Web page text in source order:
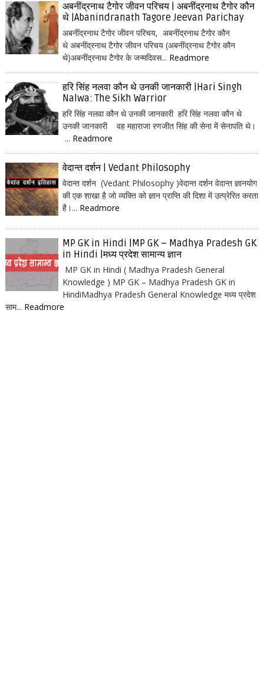
अबनींद्रनाथ टैगोर जीवन परिचय | अबनींद्रनाथ टैगोर कौन
थे |Abanindranath Tagore Jeevan Parichay
अबनींद्रनाथ टैगोर जीवन परिचय, अबनींद्रनाथ टैगोर कौन
थे अबनींद्रनाथ टैगोर जीवन परिचय (अबनींद्रनाथ टैगोर कौन
थे)अबनींद्रनाथ टैगोर के जन्मदिवस... Readmore
हरि सिंह नलवा कौन थे उनकी जानकारी |Hari Singh
Nalwa: The Sikh Warrior
हरि सिंह नलवा कौन थे उनकी जानकारी हरि सिंह नलवा कौन थे
उनकी जानकारी वह महाराजा रणजीत सिंह की सेना में सेनापति थे।
... Readmore
वेदान्त दर्शन | Vedant Philosophy
वेदान्त दर्शन (Vedant Philosophy )वेदान्त दर्शन वेदान्त ज्ञानयोग
की एक शाखा है जो व्यक्ति को ज्ञान प्राप्ति की दिशा में उत्प्रेरित करता
है।... Readmore
MP GK in Hindi |MP GK – Madhya Pradesh GK
in Hindi |मध्य प्रदेश सामान्य ज्ञान
MP GK in Hindi ( Madhya Pradesh General
Knowledge ) MP GK – Madhya Pradesh GK in
HindiMadhya Pradesh General Knowledge मध्य प्रदेश
साम... Readmore